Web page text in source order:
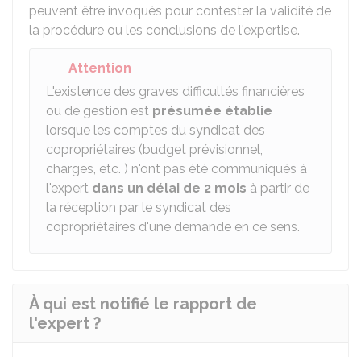
peuvent être invoqués pour contester la validité de
la procédure ou les conclusions de l'expertise.
Attention
L'existence des graves difficultés financières
ou de gestion est présumée établie
lorsque les comptes du syndicat des
copropriétaires (budget prévisionnel,
charges, etc. ) n'ont pas été communiqués à
l'expert dans un délai de 2 mois à partir de
la réception par le syndicat des
copropriétaires d'une demande en ce sens.
À qui est notifié le rapport de
l'expert ?